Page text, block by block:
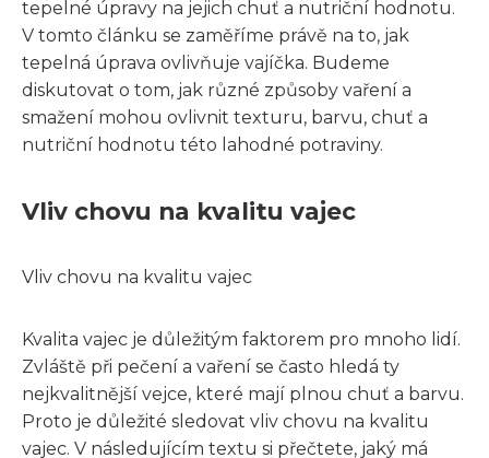
tepelné úpravy na jejich chuť a nutriční hodnotu.
V tomto článku se zaměříme právě na to, jak
tepelná úprava ovlivňuje vajíčka. Budeme
diskutovat o tom, jak různé způsoby vaření a
smažení mohou ovlivnit texturu, barvu, chuť a
nutriční hodnotu této lahodné potraviny.
Vliv chovu na kvalitu vajec
Vliv chovu na kvalitu vajec
Kvalita vajec je důležitým faktorem pro mnoho lidí.
Zvláště při pečení a vaření se často hledá ty
nejkvalitnější vejce, které mají plnou chuť a barvu.
Proto je důležité sledovat vliv chovu na kvalitu
vajec. V následujícím textu si přečtete, jaký má